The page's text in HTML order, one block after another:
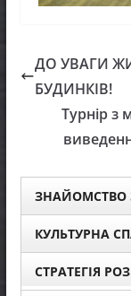
ДО УВАГИ
БУДИНКІВ!
Турнір з
КУЛЬТУРНА
СТРАТЕГІЯ